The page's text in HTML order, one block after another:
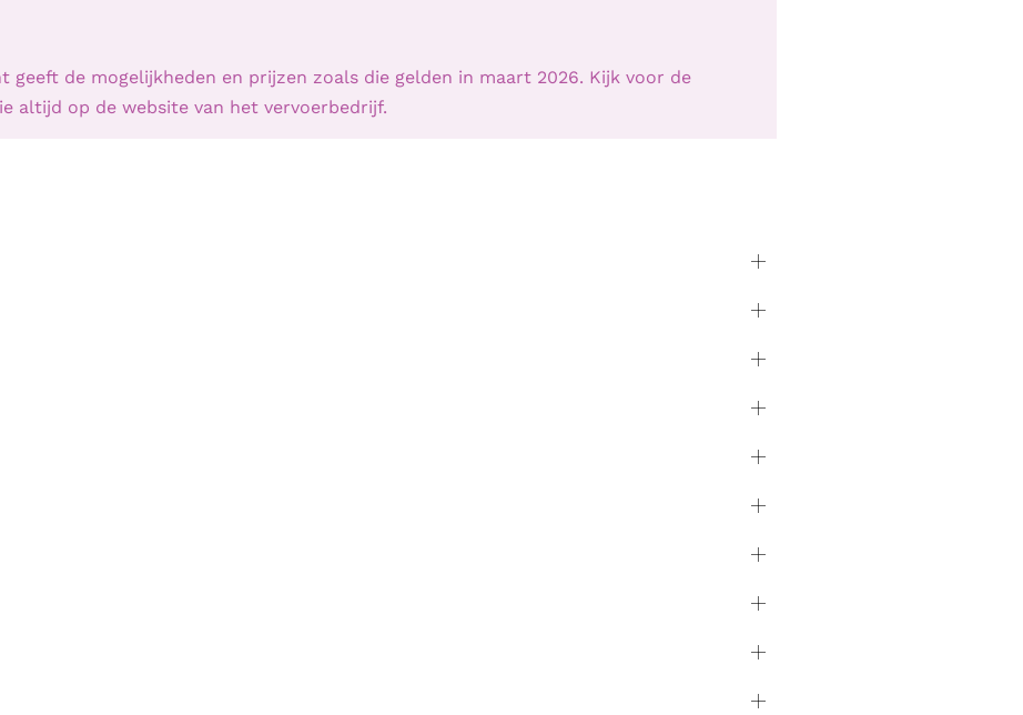
geeft de mogelijkheden en prijzen zoals die gelden in maart 2026. Kijk voor de
altijd op de website van het vervoerbedrijf.